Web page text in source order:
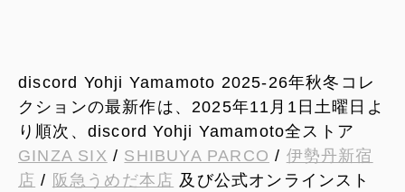
discord Yohji Yamamoto 2025-26年秋冬コレ
クションの最新作は、2025年11月1日土曜日よ
り順次、discord Yohji Yamamoto全ストア
GINZA SIX / SHIBUYA PARCO / 伊勢丹新宿
店 / 阪急うめだ本店 及び公式オンラインスト